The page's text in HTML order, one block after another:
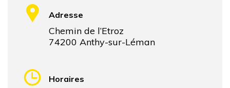
Adresse
Chemin de l’Etroz
74200 Anthy-sur-Léman
Horaires